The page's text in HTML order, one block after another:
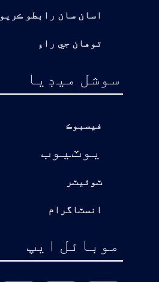
اسان سان رابطو ڪريو
توهان جي راءِ
سوشل ميڊيا
فيسبوڪ
يوٽيوب
ٽوئيٽر
انسٽاگرام
موبائل ايپ